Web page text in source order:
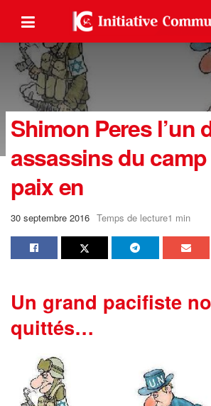
Shimon Peres l’un
assassins du
paix en
30 septembre 2016 Temps de lecture1 min
Un grand pacifiste
quittés…